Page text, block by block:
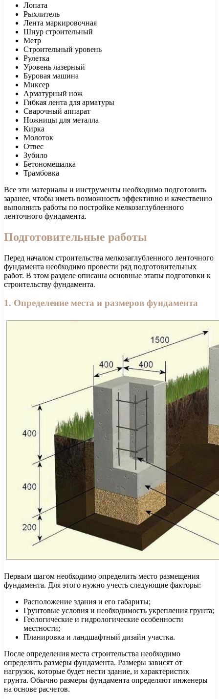
Лопата
Рыхлитель
Лента маркировочная
Шнур строительный
Метр
Строительный уровень
Рулетка
Уровень лазерный
Буровая машина
Миксер
Арматурный нож
Гибкая лента для арматуры
Сварочный аппарат
Ножницы для металла
Кирка
Молоток
Отвес
Зубило
Бетономешалка
Трамбовка
Все эти материалы и инструменты необходимо подготовить
заранее, чтобы иметь возможность эффективно и качественно
выполнить работы по постройке мелкозаглубленного
ленточного фундамента.
Подготовительные работы
Перед началом строительства мелкозаглубленного ленточного
фундамента необходимо провести ряд подготовительных
работ. В этом разделе описаны основные этапы подготовки к
строительству фундамента.
1. Определение места и размеров фундамента
Первым шагом необходимо определить место размещения
фундамента. Для этого нужно учесть следующие факторы:
Расположение здания и его габариты;
Грунтовые условия и необходимость укрепления грунта;
Геологические и гидрологические особенности
местности;
Планировка и ландшафтный дизайн участка.
После определения места строительства необходимо
определить размеры фундамента. Размеры зависят от
нагрузок, которые будет нести здание, и характеристик
грунта. Обычно размеры фундамента определяют инженеры
на основе расчетов.